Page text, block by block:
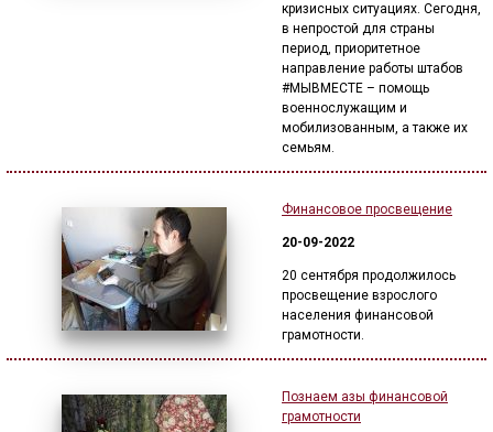
кризисных ситуациях. Сегодня,
в непростой для страны
период, приоритетное
направление работы штабов
#МЫВМЕСТЕ – помощь
военнослужащим и
мобилизованным, а также их
семьям.
Финансовое просвещение
20-09-2022
20 сентября продолжилось
просвещение взрослого
населения финансовой
грамотности.
Познаем азы финансовой
грамотности